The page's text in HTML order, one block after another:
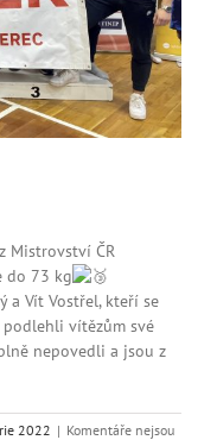
Mistrovství ČR
do 73 kg
a Vít Vostřel, kteří se
vítězům své
nepovedli a jsou z
2022 | Komentáře nejsou